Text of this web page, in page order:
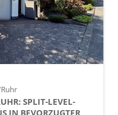
SPLIT-LEVEL-